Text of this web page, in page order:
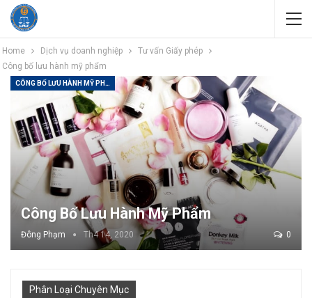
Home Dịch vụ doanh nghiệp
Tư vấn Giấy phép
Công bố lưu hành mỹ phẩm
CÔNG BỐ LƯU HÀNH MỸ PHẨM
Công Bố Lưu Hành Mỹ Phẩm
Đông Phạm Th4 14, 2020 0
Phân Loại Chuyên Mục